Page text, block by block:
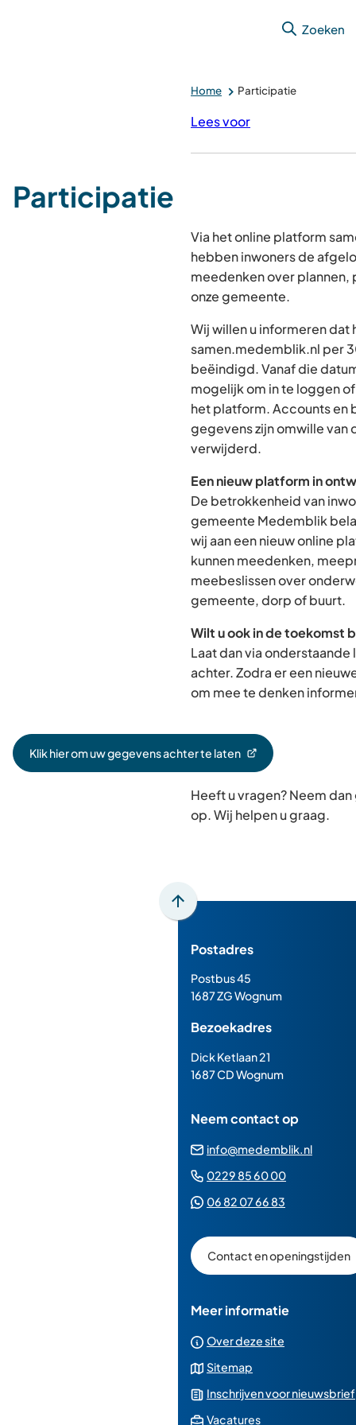
Zoeken
Home Participatie
Lees voor
Participatie
Via het online platform
hebben inwoners de
meedenken over
onze gemeente.
Wij willen u informeren dat
samen.medemblik.nl per
beëindigd. Vanaf die
mogelijk om in te loggen
het platform. Accounts en
gegevens zijn omwille van
verwijderd.
Een nieuw platform in
De betrokkenheid van
gemeente Medemblik
wij aan een nieuw online
kunnen meedenken,
meebeslissen over
gemeente, dorp of buurt.
Wilt u ook in de toekomst
Laat dan via
achter. Zodra er een
om mee te denken
Klik hier om uw gegevens achter te laten
(Verwijst
Heeft u vragen? Neem
op. Wij helpen u graag.
Scroll
boven
het
van
de
paginainhoud
Postadres
Postbus 45
1687 ZG Wognum
Bezoekadres
Dick Ketlaan 21
1687 CD Wognum
Neem contact op
info@medemblik.nl
0229 85 60 00(Verwijst
06 82 07 66 83
een
Whatsapp
Contact en openingstijden
Meer informatie
Over deze site
Sitemap
Inschrijven voor nieuwsbrief
Vacatures(Verwijst